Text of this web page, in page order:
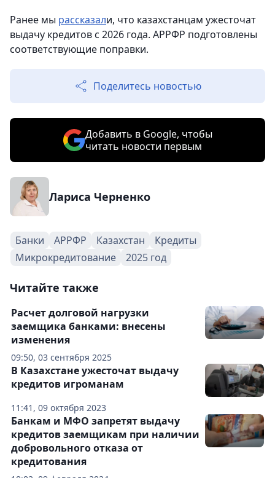
Ранее мы рассказали, что казахстанцам ужесточат
выдачу кредитов с 2026 года. АРРФР подготовлены
соответствующие поправки.
Поделитесь новостью
Добавить в Google, чтобы
читать новости первым
Лариса Черненко
Банки АРРФР Казахстан
Кредиты
Микрокредитование
2025 год
Читайте также
09:50, 03 сентября 2025
Расчет долговой нагрузки
заемщика банками: внесены
изменения
11:41, 09 октября 2023
В Казахстане ужесточат выдачу
кредитов игроманам
Банкам и МФО запретят выдачу
кредитов заемщикам при наличии
добровольного отказа от
кредитования